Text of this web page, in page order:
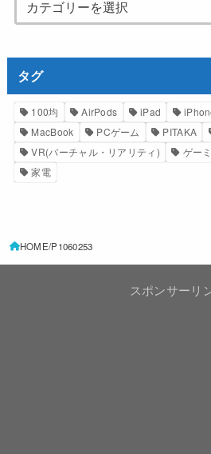
タグ
100均 AirPods iPad
MacBook
PCゲーム PITAKA
VR(バーチャル・リアリティ)
ゲー
家電
HOME P1060253
スポンサーリ